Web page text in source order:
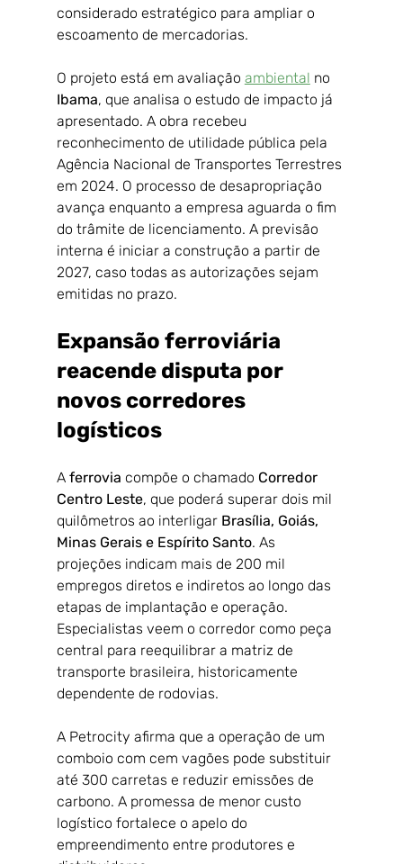
considerado estratégico para ampliar o
escoamento de mercadorias.
O projeto está em avaliação ambiental no
Ibama, que analisa o estudo de impacto já
apresentado. A obra recebeu
reconhecimento de utilidade pública pela
Agência Nacional de Transportes Terrestres
em 2024. O processo de desapropriação
avança enquanto a empresa aguarda o fim
do trâmite de licenciamento. A previsão
interna é iniciar a construção a partir de
2027, caso todas as autorizações sejam
emitidas no prazo.
Expansão ferroviária
reacende disputa por
novos corredores
logísticos
A ferrovia compõe o chamado Corredor
Centro Leste, que poderá superar dois mil
quilômetros ao interligar Brasília, Goiás,
Minas Gerais e Espírito Santo. As
projeções indicam mais de 200 mil
empregos diretos e indiretos ao longo das
etapas de implantação e operação.
Especialistas veem o corredor como peça
central para reequilibrar a matriz de
transporte brasileira, historicamente
dependente de rodovias.
A Petrocity afirma que a operação de um
comboio com cem vagões pode substituir
até 300 carretas e reduzir emissões de
carbono. A promessa de menor custo
logístico fortalece o apelo do
empreendimento entre produtores e